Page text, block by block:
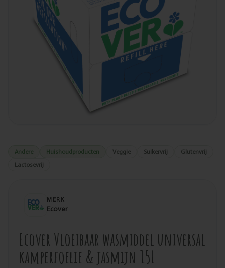
Andere Huishoudproducten Veggie Suikervrij
Glutenvrij
Lactosevrij
MERK
Ecover
Ecover Vloeibaar wasmiddel universal
kamperfoelie & jasmijn 15L